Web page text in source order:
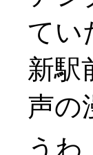
てい
新駅
声の
うわ